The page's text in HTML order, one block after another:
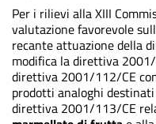
Per i rilievi alla XIII
valutazione favorevole
recante attuazione della
modifica la direttiva
direttiva 2001/112/CE
prodotti analoghi
direttiva 2001/113/CE